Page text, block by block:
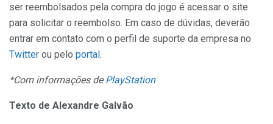
ser reembolsados pela compra do jogo é acessar o site
para solicitar o reembolso. Em caso de dúvidas, deverão
entrar em contato com o perfil de suporte da empresa no
Twitter ou pelo portal.
*Com informações dePlayStation
Texto de Alexandre Galvão